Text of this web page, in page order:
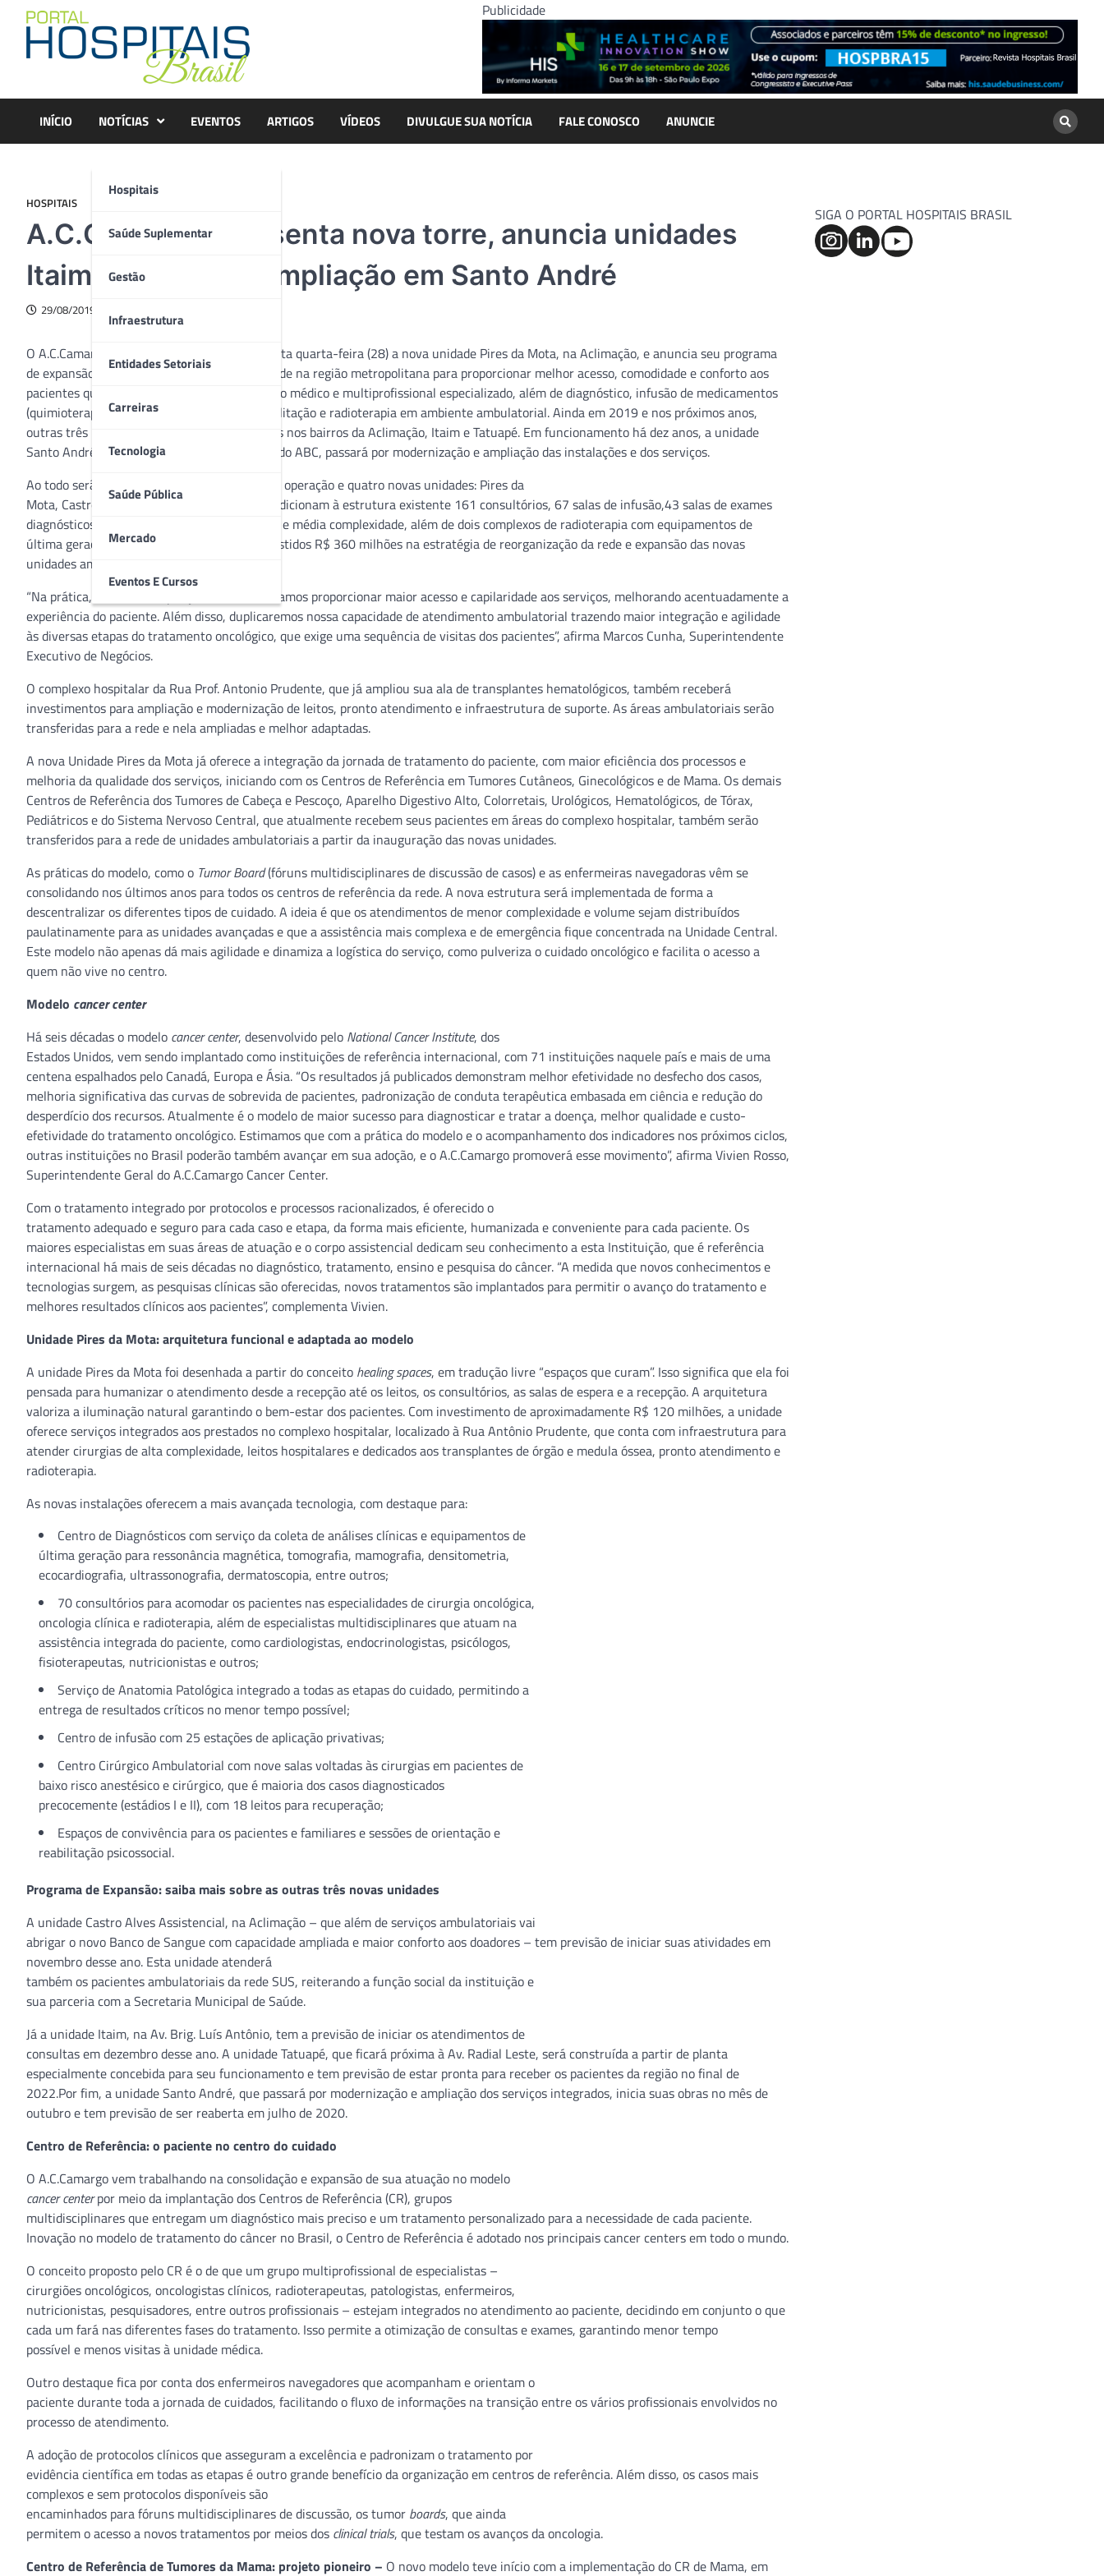
content
Publicidade
INÍCIO NOTÍCIAS
Hospitais
Saúde Suplementar
Gestão
Infraestrutura
Entidades Setoriais
Carreiras
Tecnologia
Saúde Pública
Mercado
Eventos E Cursos
EVENTOS ARTIGOS VÍDEOS DIVULGUE SUA NOTÍCIA FALE CONOSCO ANUNCIE
HOSPITAIS
A.C.Camargo apresenta nova torre, anuncia unidades
Itaim e Tatuapé e ampliação em Santo André
29/08/2019
O A.C.Camargo Cancer Center apresentou nesta quarta-feira (28) a nova unidade Pires da Mota, na Aclimação, e anuncia seu programa
de expansão de unidades ambulatoriais em rede na região metropolitana para proporcionar melhor acesso, comodidade e conforto aos
pacientes que se deslocam para o atendimento médico e multiprofissional especializado, além de diagnóstico, infusão de medicamentos
(quimioterapia), cirurgias ambulatoriais, reabilitação e radioterapia em ambiente ambulatorial. Ainda em 2019 e nos próximos anos,
outras três novas unidades serão inauguradas nos bairros da Aclimação, Itaim e Tatuapé. Em funcionamento há dez anos, a unidade
Santo André, que atende sobre tudo a região do ABC, passará por modernização e ampliação das instalações e dos serviços.
Ao todo serão oito unidades, sendo quatro em operação e quatro novas unidades: Pires da
Mota, Castro Alves, Itaim e Tatuapé. Juntas, adicionam à estrutura existente 161 consultórios, 67 salas de infusão,43 salas de exames
diagnósticos e 18 salas cirúrgicas de pequena e média complexidade, além de dois complexos de radioterapia com equipamentos de
última geração. Desde 2017 estão sendo investidos R$ 360 milhões na estratégia de reorganização da rede e expansão das novas
unidades ambulatoriais.
“Na prática, com essa ampliação da rede buscamos proporcionar maior acesso e capilaridade aos serviços, melhorando acentuadamente a
experiência do paciente. Além disso, duplicaremos nossa capacidade de atendimento ambulatorial trazendo maior integração e agilidade
às diversas etapas do tratamento oncológico, que exige uma sequência de visitas dos pacientes”, afirma Marcos Cunha, Superintendente
Executivo de Negócios.
O complexo hospitalar da Rua Prof. Antonio Prudente, que já ampliou sua ala de transplantes hematológicos, também receberá
investimentos para ampliação e modernização de leitos, pronto atendimento e infraestrutura de suporte. As áreas ambulatoriais serão
transferidas para a rede e nela ampliadas e melhor adaptadas.
A nova Unidade Pires da Mota já oferece a integração da jornada de tratamento do paciente, com maior eficiência dos processos e
melhoria da qualidade dos serviços, iniciando com os Centros de Referência em Tumores Cutâneos, Ginecológicos e de Mama. Os demais
Centros de Referência dos Tumores de Cabeça e Pescoço, Aparelho Digestivo Alto, Colorretais, Urológicos, Hematológicos, de Tórax,
Pediátricos e do Sistema Nervoso Central, que atualmente recebem seus pacientes em áreas do complexo hospitalar, também serão
transferidos para a rede de unidades ambulatoriais a partir da inauguração das novas unidades.
As práticas do modelo, como o Tumor Board(fóruns multidisciplinares de discussão de casos) e as enfermeiras navegadoras vêm se
consolidando nos últimos anos para todos os centros de referência da rede. A nova estrutura será implementada de forma a
descentralizar os diferentes tipos de cuidado. A ideia é que os atendimentos de menor complexidade e volume sejam distribuídos
paulatinamente para as unidades avançadas e que a assistência mais complexa e de emergência fique concentrada na Unidade Central.
Este modelo não apenas dá mais agilidade e dinamiza a logística do serviço, como pulveriza o cuidado oncológico e facilita o acesso a
quem não vive no centro.
Modelo cancer center
Há seis décadas o modelo cancer center, desenvolvido pelo National Cancer Institute, dos
Estados Unidos, vem sendo implantado como instituições de referência internacional, com 71 instituições naquele país e mais de uma
centena espalhados pelo Canadá, Europa e Ásia. “Os resultados já publicados demonstram melhor efetividade no desfecho dos casos,
melhoria significativa das curvas de sobrevida de pacientes, padronização de conduta terapêutica embasada em ciência e redução do
desperdício dos recursos. Atualmente é o modelo de maior sucesso para diagnosticar e tratar a doença, melhor qualidade e custo-
efetividade do tratamento oncológico. Estimamos que com a prática do modelo e o acompanhamento dos indicadores nos próximos ciclos,
outras instituições no Brasil poderão também avançar em sua adoção, e o A.C.Camargo promoverá esse movimento”, afirma Vivien Rosso,
Superintendente Geral do A.C.Camargo Cancer Center.
Com o tratamento integrado por protocolos e processos racionalizados, é oferecido o
tratamento adequado e seguro para cada caso e etapa, da forma mais eficiente, humanizada e conveniente para cada paciente. Os
maiores especialistas em suas áreas de atuação e o corpo assistencial dedicam seu conhecimento a esta Instituição, que é referência
internacional há mais de seis décadas no diagnóstico, tratamento, ensino e pesquisa do câncer. “A medida que novos conhecimentos e
tecnologias surgem, as pesquisas clínicas são oferecidas, novos tratamentos são implantados para permitir o avanço do tratamento e
melhores resultados clínicos aos pacientes”, complementa Vivien.
Unidade Pires da Mota: arquitetura funcional e adaptada ao modelo
A unidade Pires da Mota foi desenhada a partir do conceito healing spaces, em tradução livre “espaços que curam”. Isso significa que ela foi
pensada para humanizar o atendimento desde a recepção até os leitos, os consultórios, as salas de espera e a recepção. A arquitetura
valoriza a iluminação natural garantindo o bem-estar dos pacientes. Com investimento de aproximadamente R$ 120 milhões, a unidade
oferece serviços integrados aos prestados no complexo hospitalar, localizado à Rua Antônio Prudente, que conta com infraestrutura para
atender cirurgias de alta complexidade, leitos hospitalares e dedicados aos transplantes de órgão e medula óssea, pronto atendimento e
radioterapia.
As novas instalações oferecem a mais avançada tecnologia, com destaque para:
Centro de Diagnósticos com serviço da coleta de análises clínicas e equipamentos de
última geração para ressonância magnética, tomografia, mamografia, densitometria,
ecocardiografia, ultrassonografia, dermatoscopia, entre outros;
70 consultórios para acomodar os pacientes nas especialidades de cirurgia oncológica,
oncologia clínica e radioterapia, além de especialistas multidisciplinares que atuam na
assistência integrada do paciente, como cardiologistas, endocrinologistas, psicólogos,
fisioterapeutas, nutricionistas e outros;
Serviço de Anatomia Patológica integrado a todas as etapas do cuidado, permitindo a
entrega de resultados críticos no menor tempo possível;
Centro de infusão com 25 estações de aplicação privativas;
Centro Cirúrgico Ambulatorial com nove salas voltadas às cirurgias em pacientes de
baixo risco anestésico e cirúrgico, que é maioria dos casos diagnosticados
precocemente (estádios I e II), com 18 leitos para recuperação;
Espaços de convivência para os pacientes e familiares e sessões de orientação e
reabilitação psicossocial.
Programa de Expansão: saiba mais sobre as outras três novas unidades
A unidade Castro Alves Assistencial, na Aclimação – que além de serviços ambulatoriais vai
abrigar o novo Banco de Sangue com capacidade ampliada e maior conforto aos doadores – tem previsão de iniciar suas atividades em
novembro desse ano. Esta unidade atenderá
também os pacientes ambulatoriais da rede SUS, reiterando a função social da instituição e
sua parceria com a Secretaria Municipal de Saúde.
Já a unidade Itaim, na Av. Brig. Luís Antônio, tem a previsão de iniciar os atendimentos de
consultas em dezembro desse ano. A unidade Tatuapé, que ficará próxima à Av. Radial Leste, será construída a partir de planta
especialmente concebida para seu funcionamento e tem previsão de estar pronta para receber os pacientes da região no final de
2022.Por fim, a unidade Santo André, que passará por modernização e ampliação dos serviços integrados, inicia suas obras no mês de
outubro e tem previsão de ser reaberta em julho de 2020.
Centro de Referência: o paciente no centro do cuidado
O A.C.Camargo vem trabalhando na consolidação e expansão de sua atuação no modelo
cancer centerpor meio da implantação dos Centros de Referência (CR), grupos
multidisciplinares que entregam um diagnóstico mais preciso e um tratamento personalizado para a necessidade de cada paciente.
Inovação no modelo de tratamento do câncer no Brasil, o Centro de Referência é adotado nos principais cancer centers em todo o mundo.
O conceito proposto pelo CR é o de que um grupo multiprofissional de especialistas –
cirurgiões oncológicos, oncologistas clínicos, radioterapeutas, patologistas, enfermeiros,
nutricionistas, pesquisadores, entre outros profissionais – estejam integrados no atendimento ao paciente, decidindo em conjunto o que
cada um fará nas diferentes fases do tratamento. Isso permite a otimização de consultas e exames, garantindo menor tempo
possível e menos visitas à unidade médica.
Outro destaque fica por conta dos enfermeiros navegadores que acompanham e orientam o
paciente durante toda a jornada de cuidados, facilitando o fluxo de informações na transição entre os vários profissionais envolvidos no
processo de atendimento.
A adoção de protocolos clínicos que asseguram a excelência e padronizam o tratamento por
evidência científica em todas as etapas é outro grande benefício da organização em centros de referência. Além disso, os casos mais
complexos e sem protocolos disponíveis são
encaminhados para fóruns multidisciplinares de discussão, os tumor boards, que ainda
permitem o acesso a novos tratamentos por meios dos clinical trials, que testam os avanços da oncologia.
Centro de Referência de Tumores da Mama: projeto pioneiro – O novo modelo teve início com a implementação do CR de Mama, em
SIGA O PORTAL HOSPITAIS BRASIL